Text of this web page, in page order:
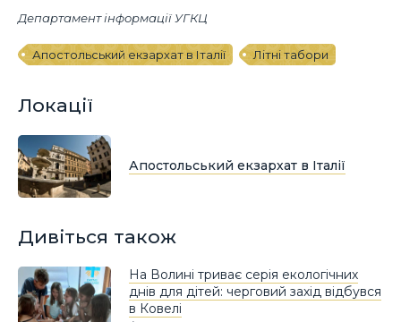
Департамент інформації УГКЦ
Апостольський екзархат в Італії Літні табори
Локації
Апостольський екзархат в Італії
Дивіться також
На Волині триває серія екологічних
днів для дітей: черговий захід відбувся
в Ковелі